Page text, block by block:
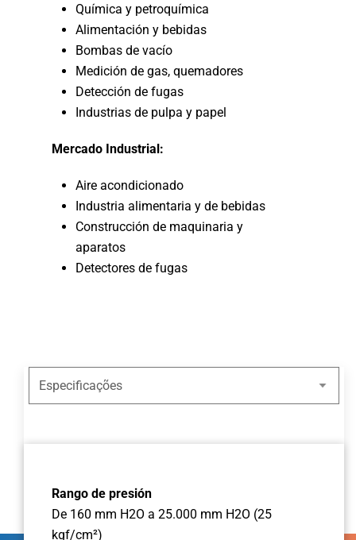
Química y petroquímica
Alimentación y bebidas
Bombas de vacío
Medición de gas, quemadores
Detección de fugas
Industrias de pulpa y papel
Mercado Industrial:
Aire acondicionado
Industria alimentaria y de bebidas
Construcción de maquinaria y
aparatos
Detectores de fugas
Rango de presión
De 160 mm H2O a 25.000 mm H2O (25
kgf/cm²)